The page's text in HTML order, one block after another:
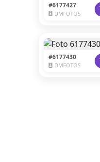
#6177427
DMFOTOS
#6177430
DMFOTOS